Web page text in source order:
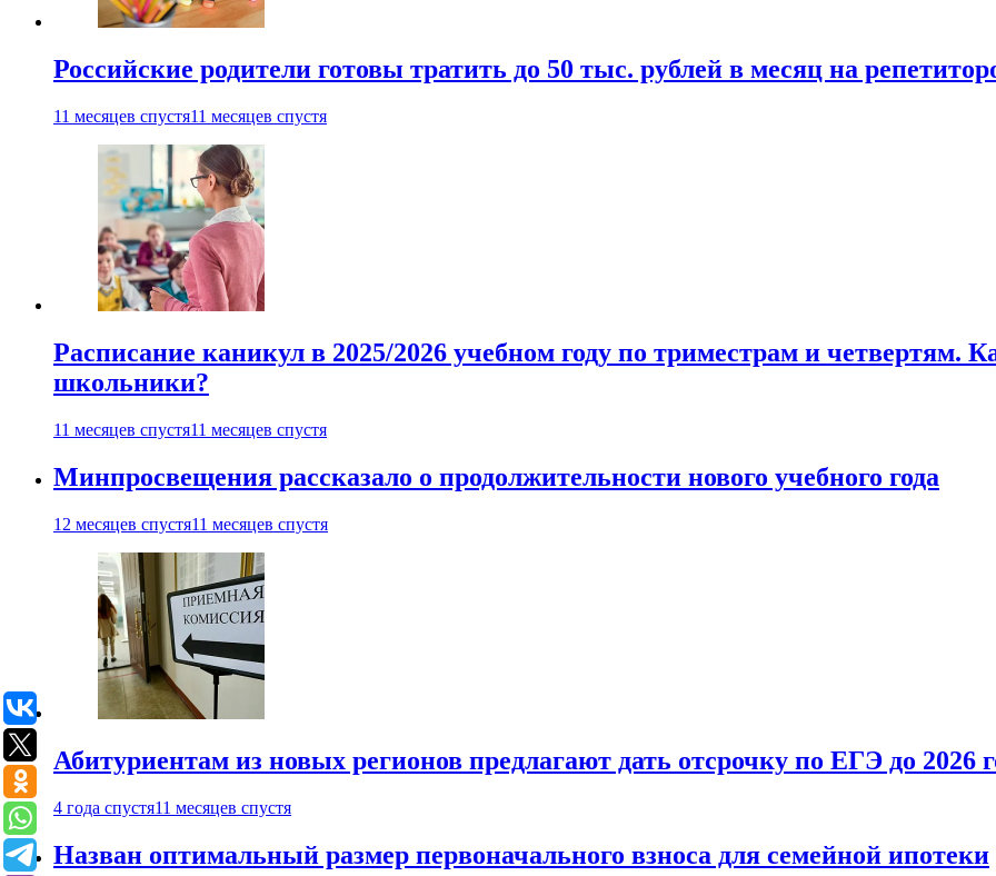
Российские родители готовы тратить до 50 тыс. рублей в месяц на
11 месяцев спустя11 месяцев спустя
Расписание каникул в 2025/2026 учебном году по триместрам и четвертям.
школьники?
11 месяцев спустя11 месяцев спустя
Минпросвещения рассказало о продолжительности нового учебного года
12 месяцев спустя11 месяцев спустя
Абитуриентам из новых регионов предлагают дать отсрочку по ЕГЭ до 2026
4 года спустя11 месяцев спустя
Назван оптимальный размер первоначального взноса для семейной ипотеки